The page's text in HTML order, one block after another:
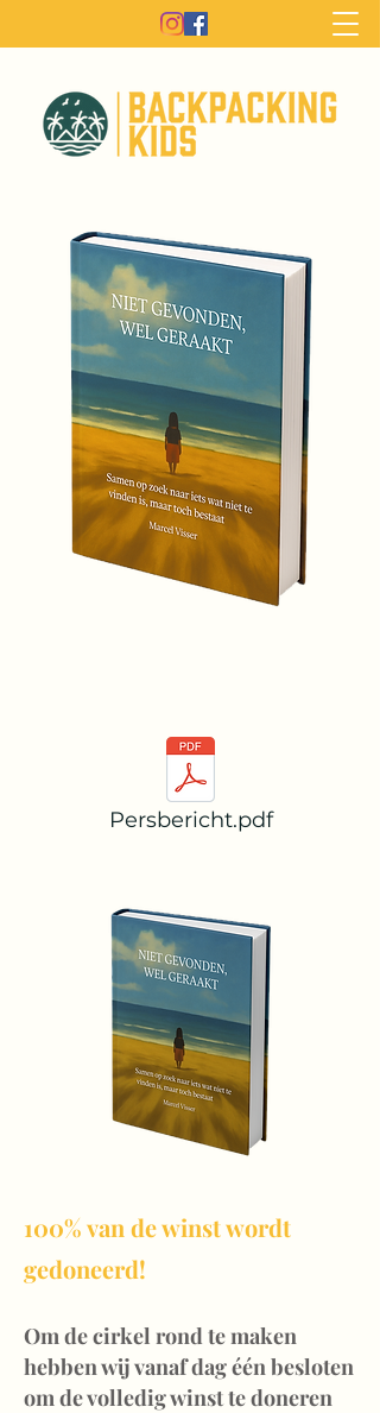
Persbericht.pdf
100% van de winst wordt
gedoneerd!
Om de cirkel rond te maken
hebben wij vanaf dag één besloten
om de volledig winst te doneren